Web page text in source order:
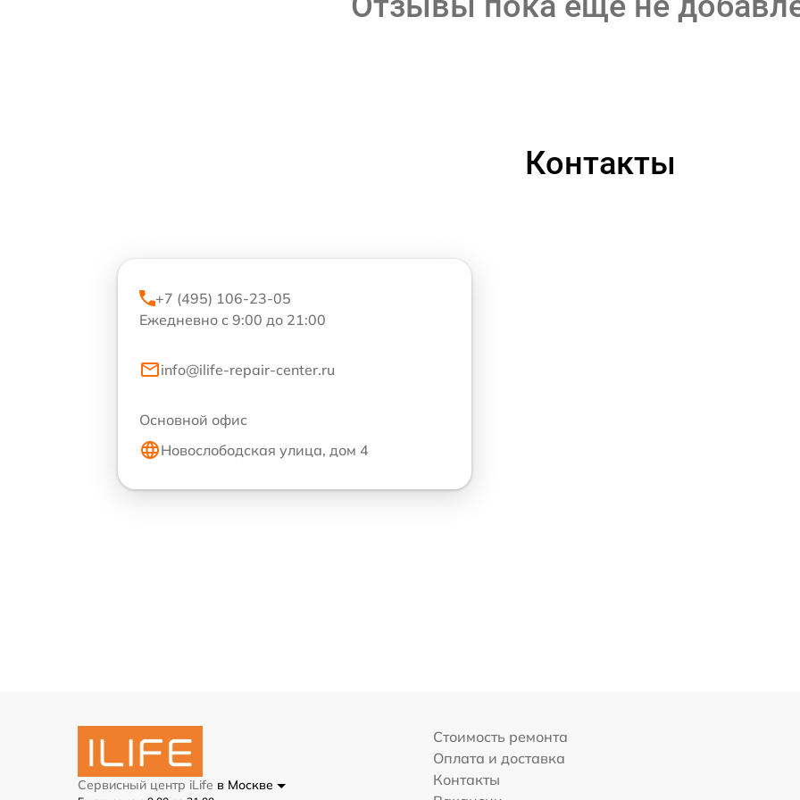
Контакты
+7 (495) 106-23-05
Ежедневно с 9:00 до 21:00
info@ilife-repair-center.ru
Основной офис
Новослободская улица, дом 4
Сервисный центр iLife в Москве
Стоимость ремонта
Оплата и доставка
Контакты